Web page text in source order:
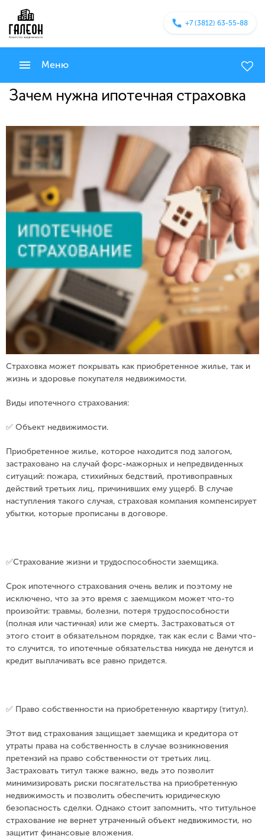
+7 (3812) 63-55-88
Меню
Зачем нужна ипотечная страховка
Страховка может покрывать как приобретенное жилье, так и
жизнь и здоровье покупателя недвижимости. ⠀
Виды ипотечного страхования: ⠀
✅ Объект недвижимости.⠀
Приобретенное жилье, которое находится под залогом,
застраховано на случай форс-мажорных и непредвиденных
ситуаций: пожара, стихийных бедствий, противоправных
действий третьих лиц, причинивших ему ущерб. В случае
наступления такого случая, страховая компания компенсирует
убытки, которые прописаны в договоре.
✅Страхование жизни и трудоспособности заемщика. ⠀
Срок ипотечного страхования очень велик и поэтому не
исключено, что за это время с заемщиком может что-то
произойти: травмы, болезни, потеря трудоспособности
(полная или частичная) или же смерть. Застраховаться от
этого стоит в обязательном порядке, так как если с Вами что-
то случится, то ипотечные обязательства никуда не денутся и
кредит выплачивать все равно придется.
✅ Право собственности на приобретенную квартиру (титул).⠀
Этот вид страхования защищает заемщика и кредитора от
утраты права на собственность в случае возникновения
претензий на право собственности от третьих лиц.
Застраховать титул также важно, ведь это позволит
минимизировать риски посягательства на приобретенную
недвижимость и позволить обеспечить юридическую
безопасность сделки. Однако стоит запомнить, что титульное
страхование не вернет утраченный объект недвижимости, но
защитит финансовые вложения.⠀